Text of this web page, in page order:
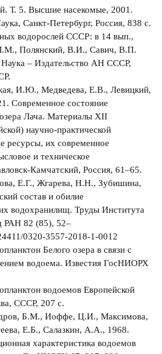
Т. 5. Высшие насекомые, 2001.
Санкт-Петербург, Россия, 838 с.
водорослей СССР: в 14 вып.,
Полянский, В.И., Савич, В.П.
Наука – Издательство АН СССР,
И.Ю., Медведева, Е.В., Левицкий,
Современное состояние
Лача. Материалы XII
научно-практической
ресурсы, их современное
и техническое
Камчатский, Россия, 61–65.
Е.Г., Жгарева, Н.Н., Зубишина,
состав и обилие
водохранилищ. Труды Института
РАН 82 (85), 52–
0320-3557-2018-1-0012
Белого озера в связи с
водоема. Известия ГосНИОРХ
водоемов Европейской
СССР, 207 с.
Б.М., Иоффе, Ц.И., Максимова,
Е.Б., Салазкин, А.А., 1968.
характеристика водоемов